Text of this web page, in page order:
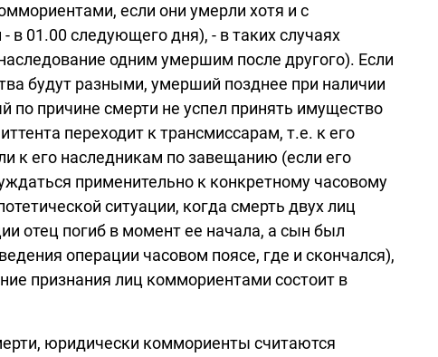
если они умерли хотя и с
в 01.00 следующего дня), - в таких случаях
одним умершим после другого). Если
будут разными, умерший позднее при наличии
причине смерти не успел принять имущество
переходит к трансмиссарам, т.е. к его
к его наследникам по завещанию (если его
применительно к конкретному часовому
ситуации, когда смерть двух лиц
отец погиб в момент ее начала, а сын был
операции часовом поясе, где и скончался),
признания лиц коммориентами состоит в
юридически коммориенты считаются